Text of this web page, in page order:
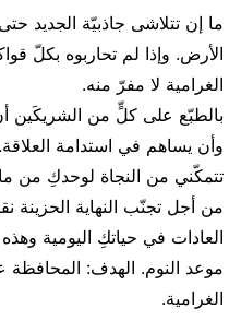
ما إن تتلاشى جاذبيّة الجديد
الأرض. وإذا لم تحاربوه بكلّ
الغرامية لا مفرّ منه.
بالطبّع على كلٍّ من الشريكَين
وأن يساهم في استدامة
تتمكّني من النجاة لوحدكِ من
من أجل تجنّب النهاية الحزينة
العادات في حياتكِ اليومية
موعد النوم. الهدف: المحافظة
الغرامية.